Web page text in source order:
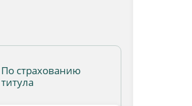
По страхованию
титула